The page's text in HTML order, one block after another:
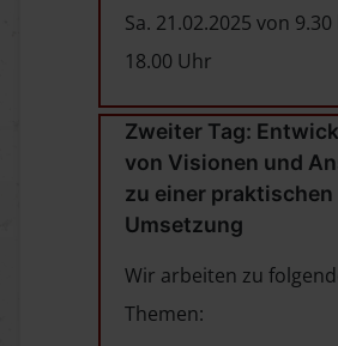
Sa. 21.02.2025 von 9.30
18.00 Uhr
Zweiter Tag:
von Visionen und
zu einer praktischen
Umsetzung
Wir arbeiten zu
Themen: